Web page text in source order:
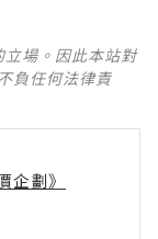
場。因此本站對
負任何法律責
企劃》